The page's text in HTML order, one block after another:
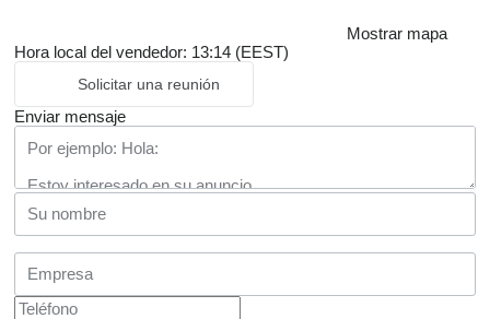
Mostrar mapa
Hora local del vendedor: 13:14 (EEST)
Solicitar una reunión
Enviar mensaje